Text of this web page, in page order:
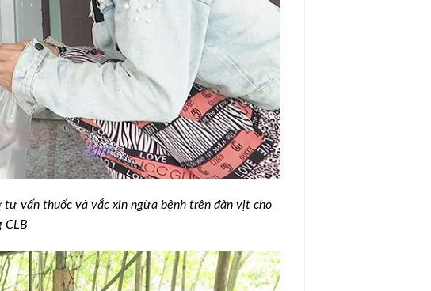
vấn thuốc và vắc xin ngừa bệnh trên đàn vịt cho
CLB